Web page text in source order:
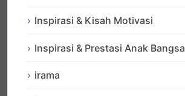
Inspirasi & Kisah Motivasi
Inspirasi & Prestasi Anak Bangsa
irama